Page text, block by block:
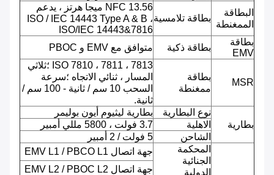
البطاقة
الممغنطة
بطاقة تلامسية
NFC 13.56 ميجا هرتز ، يدعم
ISO / IEC 14443 Type A & B ،
ISO/IEC 14443&7816
بطاقة
EMV
بطاقة ذكية متوافق مع EMV و PBOC
MSR
بطاقة
ممغنطة
ISO 7810 ، 7811 ، 7813 ؛ثلاثي
المسار ، ثنائي الاتجاه ؛سرعة
السحب 10 سم / ثانية - 100 سم /
ثانية.
بطارية
نوع البطارية
بطارية ليثيوم أيون بوليمر
الاهلية
3.7 فولت ، 5800 مللي أمبير
الشاحن
5 فولت / 2 أمبير
المحكمة
الجنائية
الدولية
جهة اتصال EMV L1 / PBCO L1
جهة اتصال EMV L2 / PBOC L2